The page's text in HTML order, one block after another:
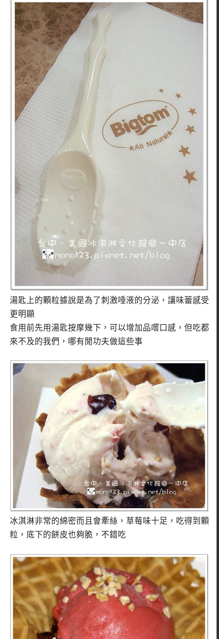
湯匙上的顆粒據說是為了刺激唾液的分泌，讓味蕾感受
更明顯
食用前先用湯匙按摩幾下，可以增加品嚐口感，但吃都
來不及的我們，哪有閒功夫做這些事
冰淇淋非常的綿密而且會牽絲，草莓味十足，吃得到顆
粒，底下的餅皮也夠脆，不錯吃